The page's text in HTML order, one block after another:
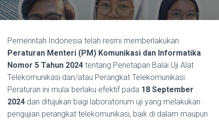
Pemerintah Indonesia telah resmi memberlakukan
Peraturan Menteri (PM) Komunikasi dan Informatika
Nomor 5 Tahun 2024 tentang Penetapan Balai Uji Alat
Telekomunikasi dan/atau Perangkat Telekomunikasi.
Peraturan ini mulai berlaku efektif pada 18 September
2024 dan ditujukan bagi laboratorium uji yang melakukan
pengujian perangkat telekomunikasi, baik di dalam maupun